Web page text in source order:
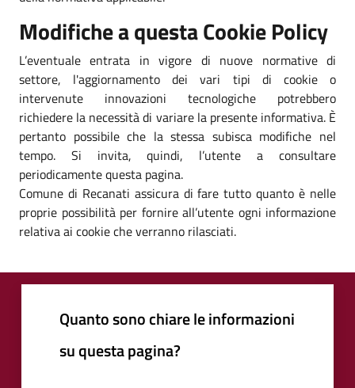
Modifiche a questa Cookie Policy
L’eventuale entrata in vigore di nuove normative di
settore, l'aggiornamento dei vari tipi di cookie o
intervenute innovazioni tecnologiche potrebbero
richiedere la necessità di variare la presente informativa. È
pertanto possibile che la stessa subisca modifiche nel
tempo. Si invita, quindi, l’utente a consultare
periodicamente questa pagina.
Comune di Recanati assicura di fare tutto quanto è nelle
proprie possibilità per fornire all’utente ogni informazione
relativa ai cookie che verranno rilasciati.
Quanto sono chiare le informazioni
su questa pagina?